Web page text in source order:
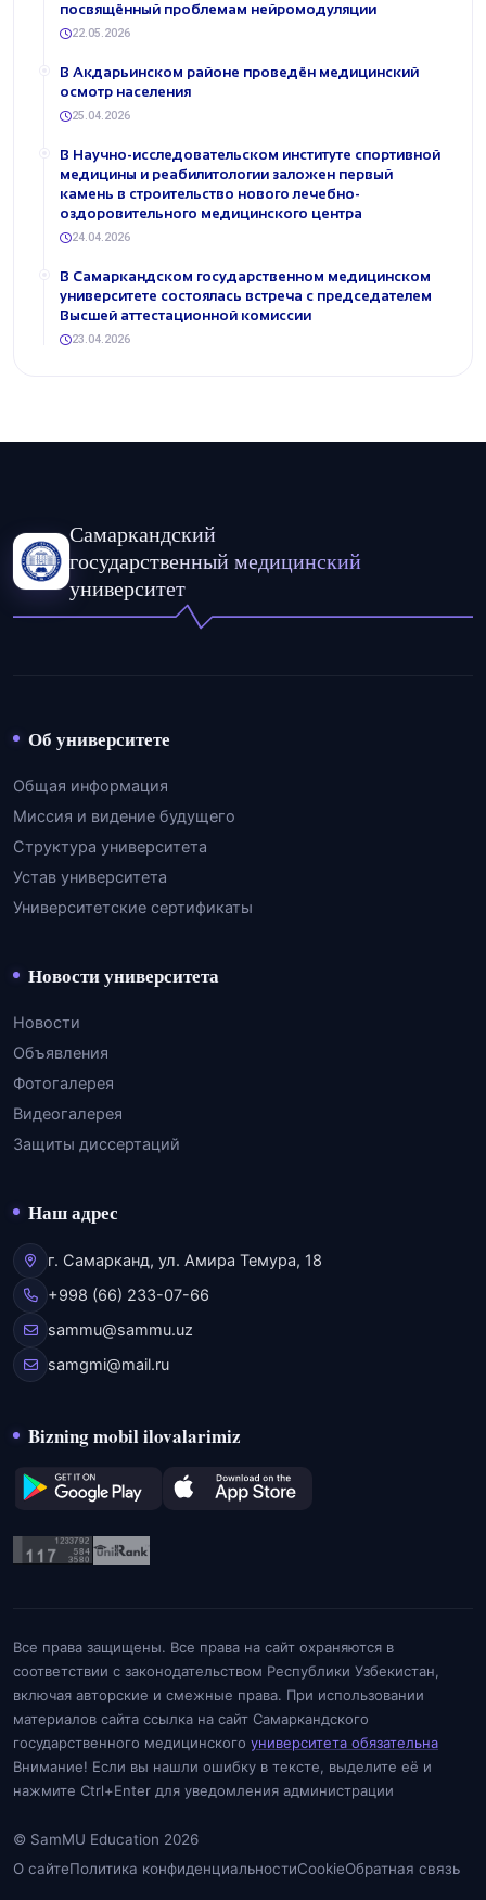
посвящённый проблемам нейромодуляции
22.05.2026
В Акдарьинском районе проведён медицинский
осмотр населения
25.04.2026
В Научно-исследовательском институте спортивной
медицины и реабилитологии заложен первый
камень в строительство нового лечебно-
оздоровительного медицинского центра
24.04.2026
В Самаркандском государственном медицинском
университете состоялась встреча с председателем
Высшей аттестационной комиссии
23.04.2026
Самаркандский
государственный медицинский
университет
Об университете
Общая информация
Миссия и видение будущего
Структура университета
Устав университета
Университетские сертификаты
Новости университета
Новости
Объявления
Фотогалерея
Видеогалерея
Защиты диссертаций
Наш адрес
г. Самарканд, ул. Амира Темура, 18
+998 (66) 233-07-66
sammu@sammu.uz
samgmi@mail.ru
Bizning mobil ilovalarimiz
Все права защищены. Все права на сайт охраняются в
соответствии с законодательством Республики Узбекистан,
включая авторские и смежные права. При использовании
материалов сайта ссылка на сайт Самаркандского
государственного медицинского университета обязательна
Внимание! Если вы нашли ошибку в тексте, выделите её и
нажмите Ctrl+Enter для уведомления администрации
© SamMU Education 2026
О сайтеПолитика конфиденциальностиCookieОбратная связь